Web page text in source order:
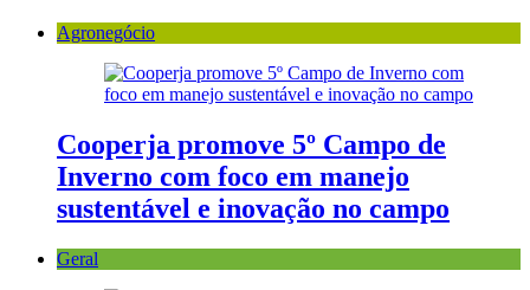
Agronegócio
Cooperja promove 5º Campo de
Inverno com foco em manejo
sustentável e inovação no campo
Geral